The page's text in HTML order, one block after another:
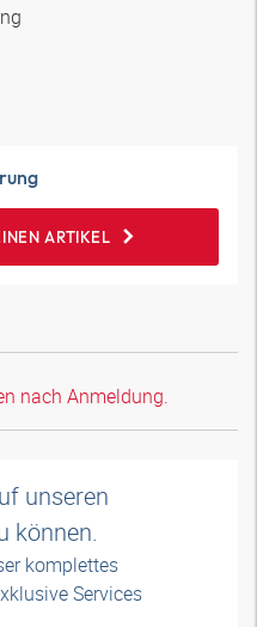
ARTIKEL
nach Anmeldung.
unseren
können.
komplettes
Services